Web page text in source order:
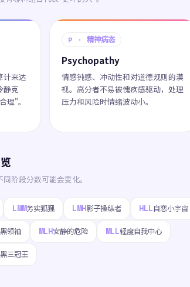
计来达
静克
理"。
P · 精神病态
Psychopathy
情感钝感、冲动性和对道德规则的漠
视。高分者不易被愧疚感驱动，处理
压力和风险时情绪波动小。
阶段分数可能会变化。
LMM务实狐狸 LMH影子操纵者 HLL自恋小宇宙
领袖 MLH安静的危险 MLL轻度自我中心
三冠王